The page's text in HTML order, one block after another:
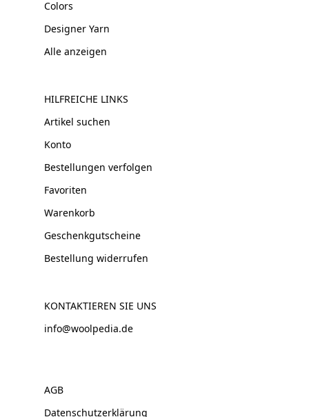
Colors
Designer Yarn
Alle anzeigen
HILFREICHE LINKS
Artikel suchen
Konto
Bestellungen verfolgen
Favoriten
Warenkorb
Geschenkgutscheine
Bestellung widerrufen
KONTAKTIEREN SIE UNS
info@woolpedia.de
AGB
Datenschutzerklärung